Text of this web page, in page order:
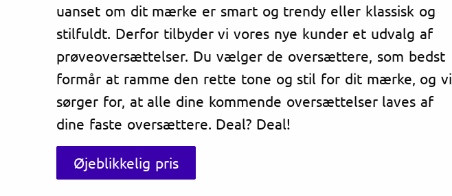
uanset om dit mærke er smart og trendy eller klassisk og
stilfuldt. Derfor tilbyder vi vores nye kunder et udvalg af
prøveoversættelser. Du vælger de oversættere, som bedst
formår at ramme den rette tone og stil for dit mærke, og vi
sørger for, at alle dine kommende oversættelser laves af
dine faste oversættere. Deal? Deal!
Øjeblikkelig pris